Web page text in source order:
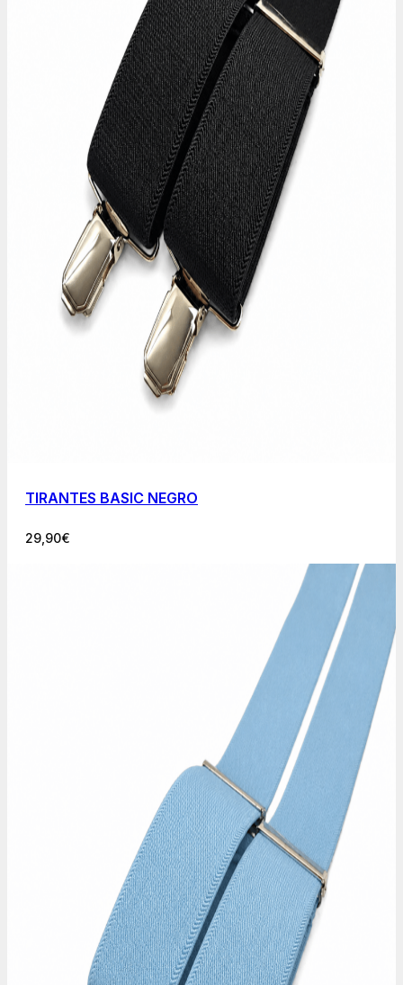
TIRANTES BASIC NEGRO
29,90€